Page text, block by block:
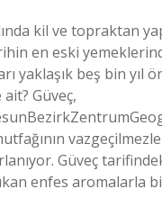
kil ve topraktan
en eski
yaklaşık beş bin yıl
Güveç,
Güveç
enfes aromalarla